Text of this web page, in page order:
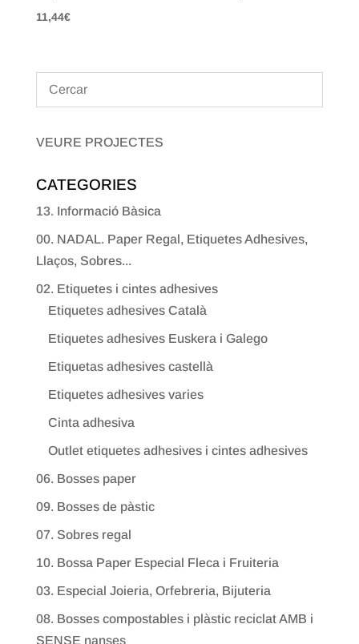
11,44€
VEURE PROJECTES
CATEGORIES
13. Informació Bàsica
00. NADAL. Paper Regal, Etiquetes Adhesives,
Llaços, Sobres...
02. Etiquetes i cintes adhesives
Etiquetes adhesives Català
Etiquetes adhesives Euskera i Galego
Etiquetas adhesives castellà
Etiquetes adhesives varies
Cinta adhesiva
Outlet etiquetes adhesives i cintes adhesives
06. Bosses paper
09. Bosses de pàstic
07. Sobres regal
10. Bossa Paper Especial Fleca i Fruiteria
03. Especial Joieria, Orfebreria, Bijuteria
08. Bosses compostables i plàstic reciclat AMB i
SENSE nanses